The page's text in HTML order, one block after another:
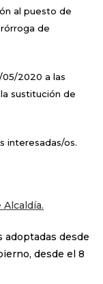
al puesto de
de
05/2020 a las
sustitución de
interesadas/os.
adoptadas desde
desde el 8